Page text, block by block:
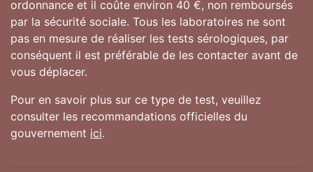
ordonnance et il coûte environ 40 €, non remboursés
par la sécurité sociale. Tous les laboratoires ne sont
pas en mesure de réaliser les tests sérologiques, par
conséquent il est préférable de les contacter avant de
vous déplacer.
Pour en savoir plus sur ce type de test, veuillez
consulter les recommandations officielles du
gouvernement ici.